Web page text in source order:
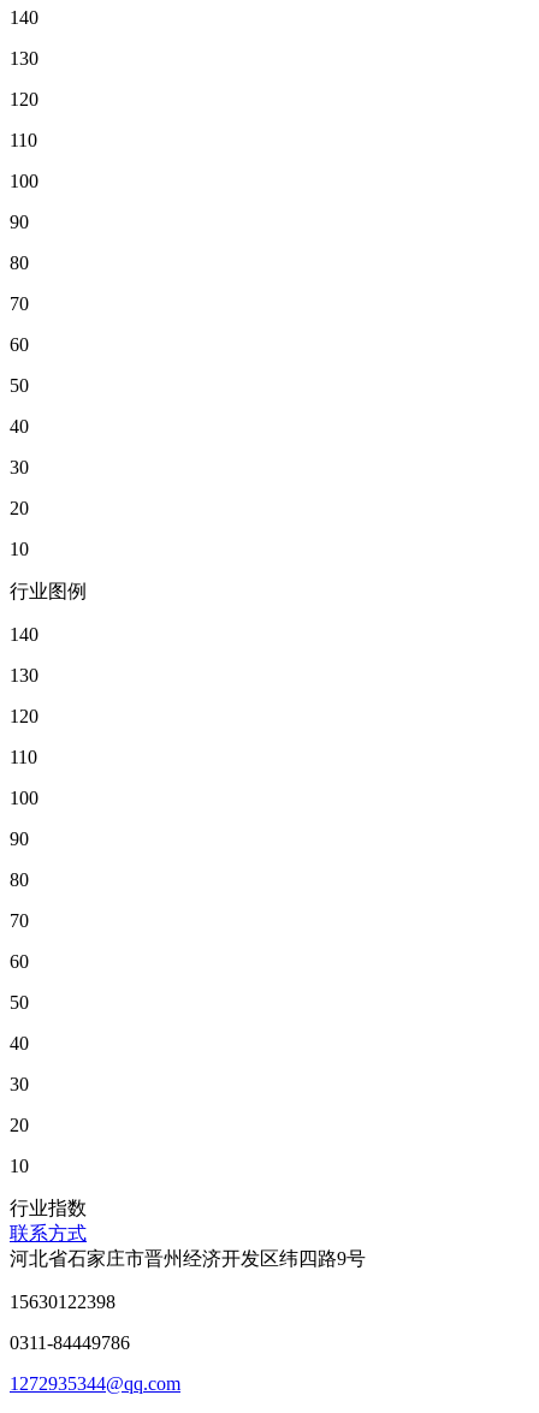
140
130
120
110
100
90
80
70
60
50
40
30
20
10
行业图例
140
130
120
110
100
90
80
70
60
50
40
30
20
10
行业指数
联系方式
河北省石家庄市晋州经济开发区纬四路9号
15630122398
0311-84449786
1272935344@qq.com